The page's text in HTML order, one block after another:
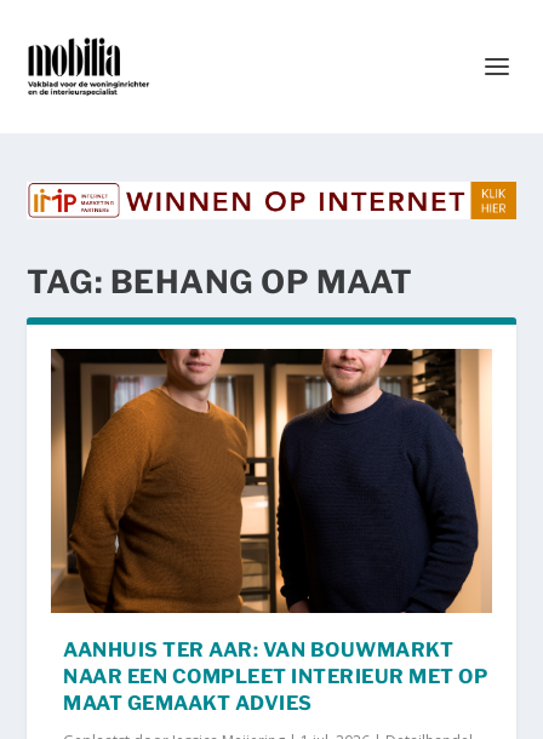
TAG: BEHANG OP MAAT
AANHUIS TER AAR: VAN BOUWMARKT
NAAR EEN COMPLEET INTERIEUR MET OP
MAAT GEMAAKT ADVIES